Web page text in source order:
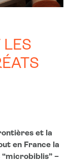
LES
et la
en France la
–